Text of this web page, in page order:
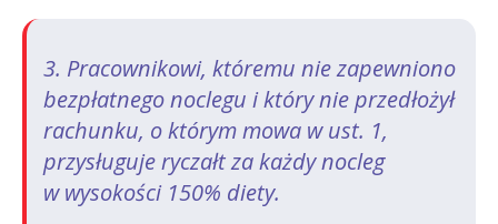
3. Pracownikowi, któremu nie zapewniono
bezpłatnego noclegu i który nie przedłożył
rachunku, o którym mowa w ust. 1,
przysługuje ryczałt za każdy nocleg
w wysokości 150% diety.